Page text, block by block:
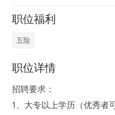
职位福利
五险
职位详情
招聘要求：
1、大专以上学历（优秀者